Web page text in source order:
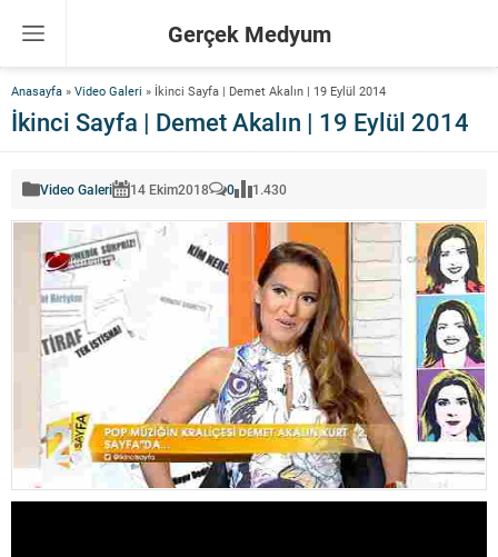
Gerçek Medyum
Anasayfa » Video Galeri » İkinci Sayfa | Demet Akalın | 19 Eylül 2014
İkinci Sayfa | Demet Akalın | 19 Eylül 2014
Video Galeri 14 Ekim2018 0 1.430